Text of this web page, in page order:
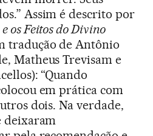
Assim é descrito por
os Feitos do Divino
tradução de Antônio
Matheus Trevisam e
“Quando
em prática com
dois. Na verdade,
deixaram